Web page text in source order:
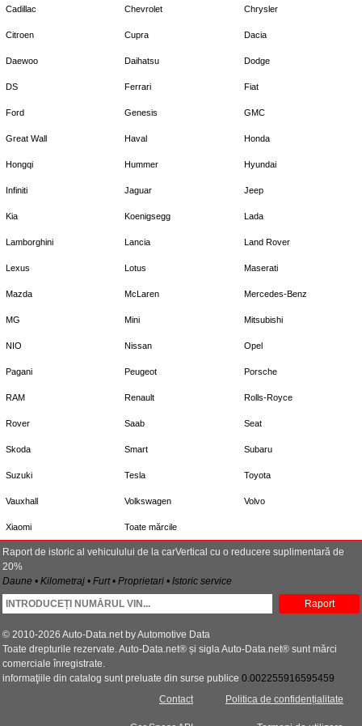
Cadillac Chevrolet Chrysler
Citroen Cupra Dacia
Daewoo Daihatsu Dodge
DS Ferrari Fiat
Ford Genesis GMC
Great Wall Haval Honda
Hongqi Hummer Hyundai
Infiniti Jaguar Jeep
Kia Koenigsegg Lada
Lamborghini Lancia Land Rover
Lexus Lotus Maserati
Mazda McLaren Mercedes-Benz
MG Mini Mitsubishi
NIO Nissan Opel
Pagani Peugeot Porsche
RAM Renault Rolls-Royce
Rover Saab Seat
Skoda Smart Subaru
Suzuki Tesla Toyota
Vauxhall Volkswagen Volvo
Xiaomi Toate mărcile
Raport de istoric al vehiculului de la carVertical cu o reducere suplimentară de
20%
Daune • Kilometraj • Furt • Proprietari • Istoric service
Raport
© 2010-2026 Auto-Data.net by Automotive Data
Toate drepturile rezervate. Auto-Data.net® și sigla Auto-Data.net® sunt mărci
comerciale înregistrate.
informaţiile din catalog sunt preluate din surse publice 0.002255916595459
Politica de confidențialitate
Contact